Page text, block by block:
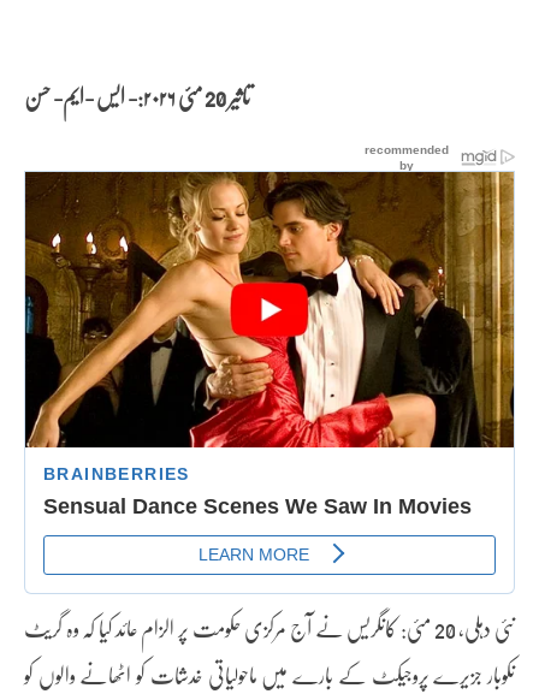
تاثیر 20 مئی ۲۰۲۶:- ایس -ایم- حسن
نئی دہلی، 20 مئی: کانگریس نے آج مرکزی حکومت پر الزام عائد کیا کہ وہ گریٹ
نکوبار جزیرے پروجیکٹ کے بارے میں ماحولیاتی خدشات کو اٹھانے والوں کو